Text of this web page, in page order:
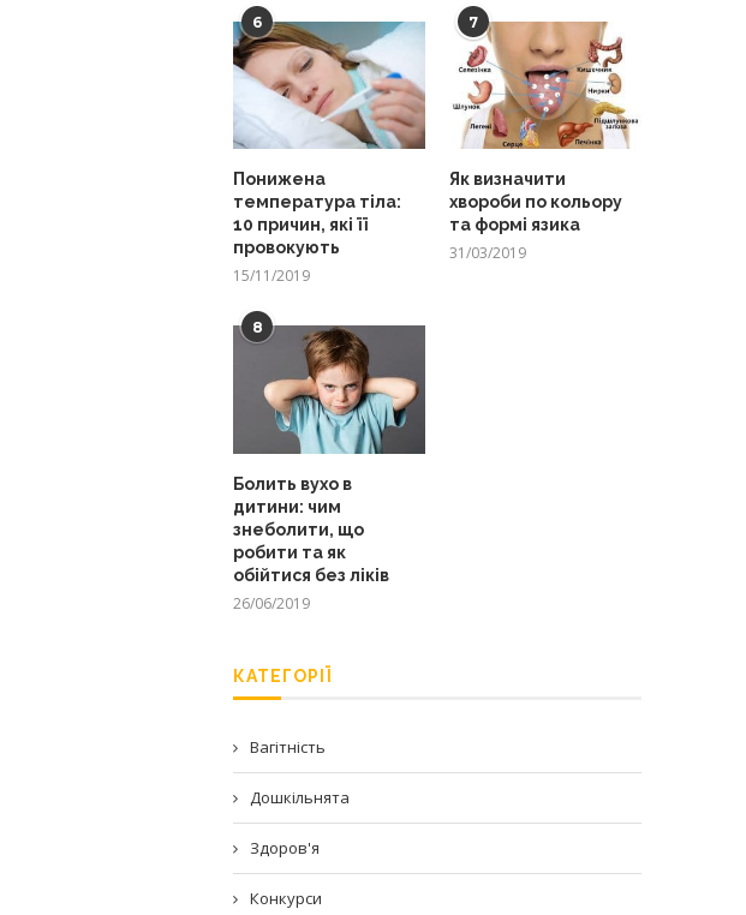
6
Понижена
температура тіла:
10 причин, які її
провокують
15/11/2019
7
Як визначити
хвороби по кольору
та формі язика
31/03/2019
8
Болить вухо в
дитини: чим
знеболити, що
робити та як
обійтися без ліків
26/06/2019
КАТЕГОРІЇ
Вагітність
Дошкільнята
Здоров'я
Конкурси